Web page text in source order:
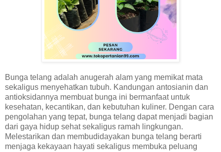
Bunga telang adalah anugerah alam yang memikat mata
sekaligus menyehatkan tubuh. Kandungan antosianin dan
antioksidannya membuat bunga ini bermanfaat untuk
kesehatan, kecantikan, dan kebutuhan kuliner. Dengan cara
pengolahan yang tepat, bunga telang dapat menjadi bagian
dari gaya hidup sehat sekaligus ramah lingkungan.
Melestarikan dan membudidayakan bunga telang berarti
menjaga kekayaan hayati sekaligus membuka peluang